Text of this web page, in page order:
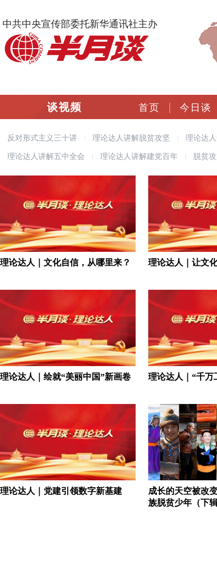
中共中央宣传部委托新华通讯社主办
谈视频 首页 今日谈
反对形式主义三十讲 理论达人讲解脱贫攻坚 理论达
理论达人讲解五中全会 理论达人讲解建党百年 脱贫
理论达人｜文化自信，从哪里来？ 理论达人｜让文
理论达人｜绘就“美丽中国”新画卷 理论达人｜“千万
理论达人｜党建引领数字新基建
成长的天空被改
族脱贫少年（下